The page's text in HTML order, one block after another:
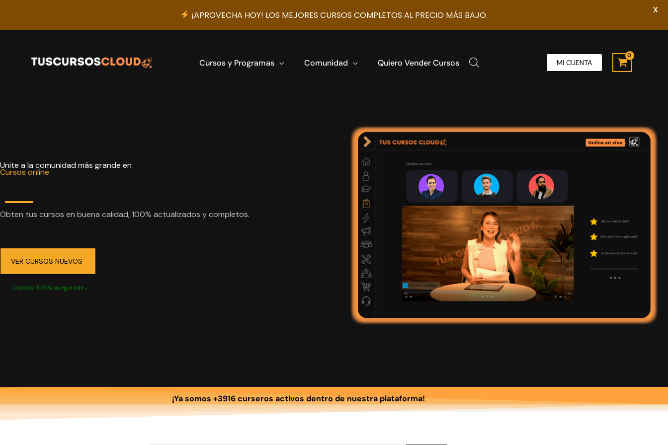
contenido
Cursos y Programas Comunidad Quiero Vender Cursos MI CUENTA
Unite a la comunidad más grande en
Cursos online
Obten tus cursos en buena calidad, 100% actualizados y completos.
VER CURSOS NUEVOS
Calidad 100% asegurada ¡
¡Ya somos +3916 curseros activos dentro de nuestra plataforma!
¡APROVECHA HOY! LOS MEJORES CURSOS COMPLETOS AL PRECIO MÁS BAJO. X